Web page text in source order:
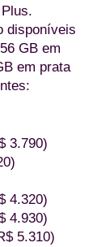
disponíveis
GB em
em prata
3.790)
4.320)
4.930)
5.310)